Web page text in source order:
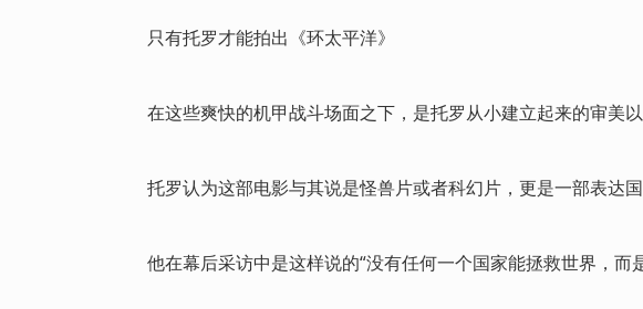
只有托罗才能拍出《环太平洋》
在这些爽快的机甲战斗场面之下，是托罗从小建立起来的审美
托罗认为这部电影与其说是怪兽片或者科幻片，更是一部表达
他在幕后采访中是这样说的“没有任何一个国家能拯救世界，而